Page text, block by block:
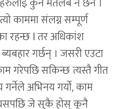
काममा संलग्न सम्पूर्ण
रहन्छ l तर अधिकांश
गर्छन् । जसरी एउटा
गरेपछि सकिन्छ त्यस्तै गीत
अभिनय गर्यो, काम
जे सुकै होस् कुनै